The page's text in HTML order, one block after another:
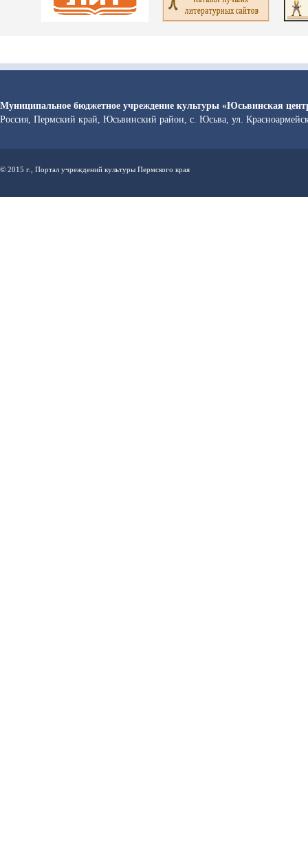
Муниципальное бюджетное учреждение культуры «Юсьвинская
Россия, Пермский край, Юсьвинский район, с. Юсьва, ул.
© 2015 г., Портал учреждений культуры Пермского края